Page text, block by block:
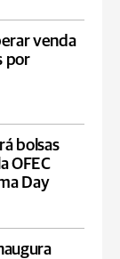
venda
por
bolsas
OFEC
Day